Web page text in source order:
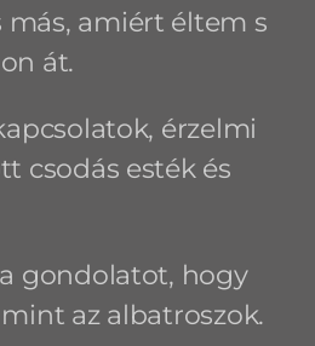
amiért éltem s
át.
érzelmi
csodás esték és
gondolatot, hogy
az albatroszok.